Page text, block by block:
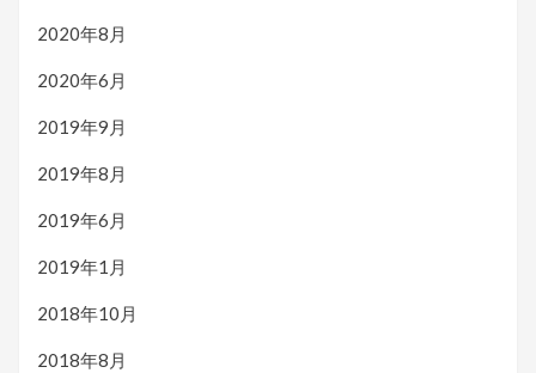
2020年8月
2020年6月
2019年9月
2019年8月
2019年6月
2019年1月
2018年10月
2018年8月